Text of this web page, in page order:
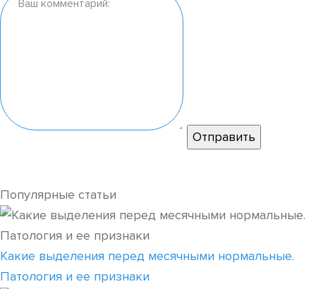
Популярные статьи
Какие выделения перед месячными нормальные.
Патология и ее признаки